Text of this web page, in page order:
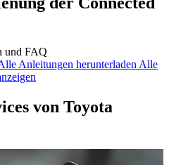
und FAQ
Anleitungen herunterladen Alle
von Toyota